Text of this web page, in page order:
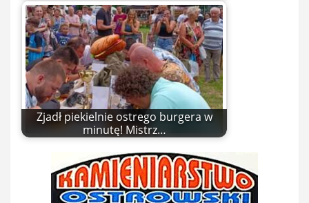
Zjadł piekielnie ostrego burgera w
minutę! Mistrz…